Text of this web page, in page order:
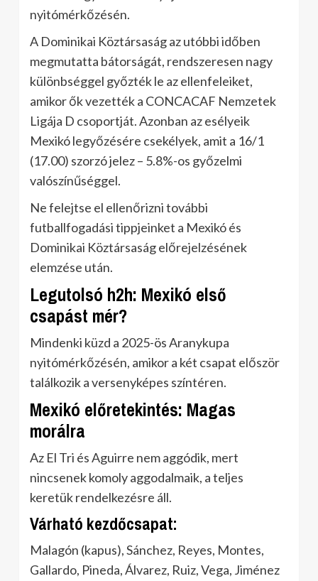
nyitómérkőzésén.
A Dominikai Köztársaság az utóbbi időben
megmutatta bátorságát, rendszeresen nagy
különbséggel győzték le az ellenfeleiket,
amikor ők vezették a CONCACAF Nemzetek
Ligája D csoportját. Azonban az esélyeik
Mexikó legyőzésére csekélyek, amit a 16/1
(17.00) szorzó jelez – 5.8%-os győzelmi
valószínűséggel.
Ne felejtse el ellenőrizni további
futballfogadási tippjeinket a Mexikó és
Dominikai Köztársaság előrejelzésének
elemzése után.
Legutolsó h2h: Mexikó első
csapást mér?
Mindenki küzd a 2025-ös Aranykupa
nyitómérkőzésén, amikor a két csapat először
találkozik a versenyképes színtéren.
Mexikó előretekintés: Magas
morálra
Az El Tri és Aguirre nem aggódik, mert
nincsenek komoly aggodalmaik, a teljes
keretük rendelkezésre áll.
Várható kezdőcsapat:
Malagón (kapus), Sánchez, Reyes, Montes,
Gallardo, Pineda, Álvarez, Ruiz, Vega, Jiménez